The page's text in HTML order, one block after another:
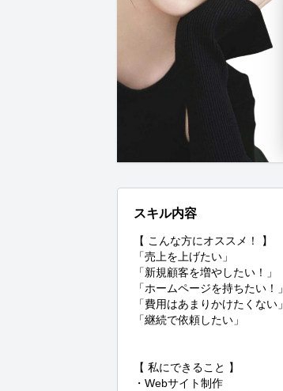
スキル内容
【 こんな方にオススメ！ 】
「売上を上げたい」
「新規顧客を増やしたい！」
「ホームページを持ちたい！」
「費用はあまりかけたくない」
「継続で依頼したい」
【 私にできること 】
・Webサイト制作